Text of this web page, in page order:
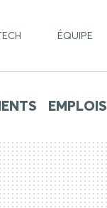
ÉQUIPE
EMPLOIS